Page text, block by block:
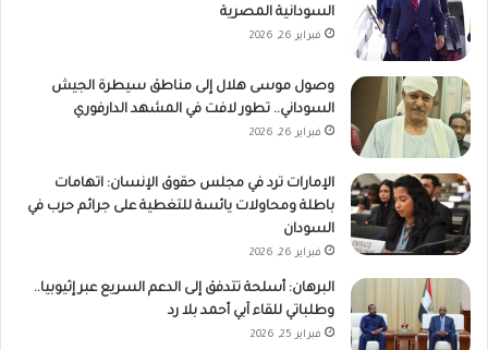
السودانية المصرية
فبراير 26, 2026
وصول موسى هلال إلى مناطق سيطرة الجيش
السوداني.. تطور لافت في المشهد الدارفوري
فبراير 26, 2026
الإمارات ترد في مجلس حقوق الإنسان: اتهامات
باطلة ومحاولات يائسة للتغطية على جرائم حرب في
السودان
فبراير 26, 2026
البرهان: أسلحة تتدفق إلى الدعم السريع عبر إثيوبيا..
وطلباتي للقاء آبي أحمد بلا رد
فبراير 25, 2026